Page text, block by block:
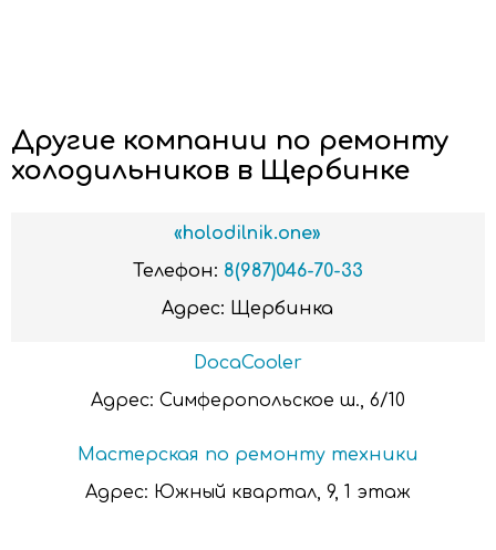
Другие компании по ремонту
холодильников в Щербинке
«holodilnik.one»
Телефон: 8(987)046-70-33
Адрес: Щербинка
DocaCooler
Адрес: Симферопольское ш., 6/10
Мастерская по ремонту техники
Адрес: Южный квартал, 9, 1 этаж